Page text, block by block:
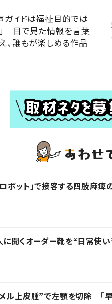
ガイドは福祉目的では
目で見た情報を言葉
、誰もが楽しめる作品
ロボット」で接客する四肢麻
に聞くオーダー靴を“日常使
ル上皮腫”で左顎を切除 「